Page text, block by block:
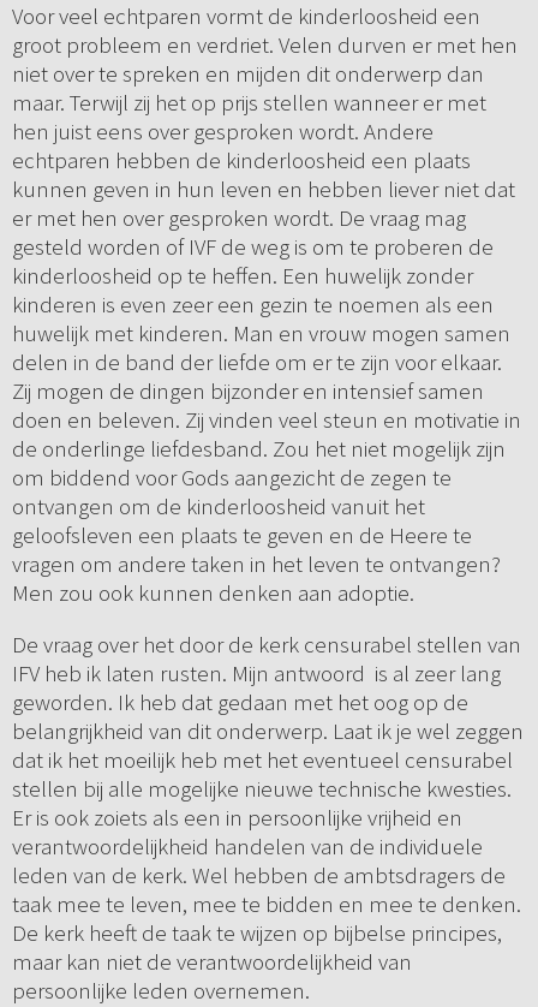
Voor veel echtparen vormt de kinderloosheid een
groot probleem en verdriet. Velen durven er met hen
niet over te spreken en mijden dit onderwerp dan
maar. Terwijl zij het op prijs stellen wanneer er met
hen juist eens over gesproken wordt. Andere
echtparen hebben de kinderloosheid een plaats
kunnen geven in hun leven en hebben liever niet dat
er met hen over gesproken wordt. De vraag mag
gesteld worden of IVF de weg is om te proberen de
kinderloosheid op te heffen. Een huwelijk zonder
kinderen is even zeer een gezin te noemen als een
huwelijk met kinderen. Man en vrouw mogen samen
delen in de band der liefde om er te zijn voor elkaar.
Zij mogen de dingen bijzonder en intensief samen
doen en beleven. Zij vinden veel steun en motivatie in
de onderlinge liefdesband. Zou het niet mogelijk zijn
om biddend voor Gods aangezicht de zegen te
ontvangen om de kinderloosheid vanuit het
geloofsleven een plaats te geven en de Heere te
vragen om andere taken in het leven te ontvangen?
Men zou ook kunnen denken aan adoptie.
De vraag over het door de kerk censurabel stellen van
IFV heb ik laten rusten. Mijn antwoord is al zeer lang
geworden. Ik heb dat gedaan met het oog op de
belangrijkheid van dit onderwerp. Laat ik je wel zeggen
dat ik het moeilijk heb met het eventueel censurabel
stellen bij alle mogelijke nieuwe technische kwesties.
Er is ook zoiets als een in persoonlijke vrijheid en
verantwoordelijkheid handelen van de individuele
leden van de kerk. Wel hebben de ambtsdragers de
taak mee te leven, mee te bidden en mee te denken.
De kerk heeft de taak te wijzen op bijbelse principes,
maar kan niet de verantwoordelijkheid van
persoonlijke leden overnemen.